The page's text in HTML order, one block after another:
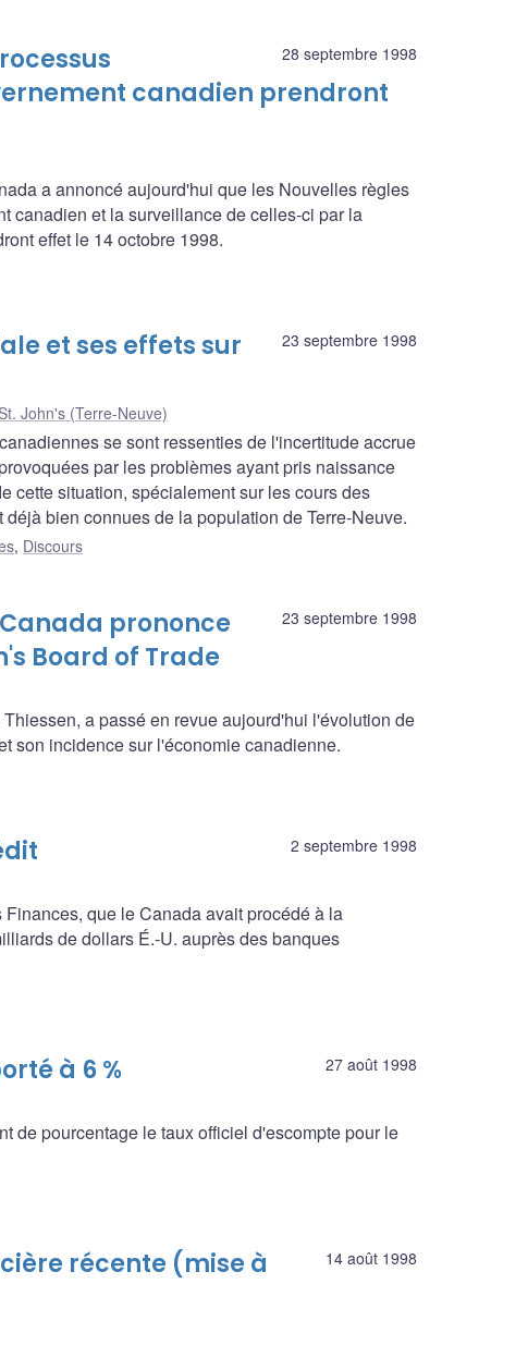
28 septembre 1998
canadien prendront
a annoncé aujourd'hui que les Nouvelles règles
canadien et la surveillance de celles-ci par la
effet le 14 octobre 1998.
23 septembre 1998
et ses effets sur
St. John's (Terre-Neuve)
se sont ressenties de l'incertitude accrue
par les problèmes ayant pris naissance
cette situation, spécialement sur les cours des
bien connues de la population de Terre-Neuve.
, Discours
23 septembre 1998
prononce
Board of Trade
a passé en revue aujourd'hui l'évolution de
son incidence sur l'économie canadienne.
2 septembre 1998
que le Canada avait procédé à la
de dollars É.-U. auprès des banques
27 août 1998
à 6 %
de pourcentage le taux officiel d'escompte pour le
14 août 1998
récente (mise à